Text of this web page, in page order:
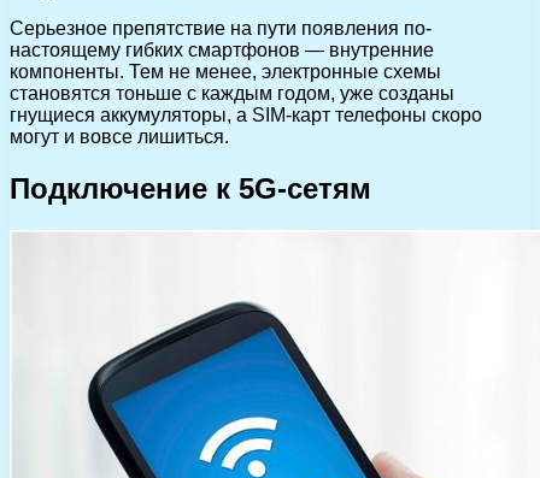
Серьезное препятствие на пути появления по-
настоящему гибких смартфонов — внутренние
компоненты. Тем не менее, электронные схемы
становятся тоньше с каждым годом, уже созданы
гнущиеся аккумуляторы, а SIM-карт телефоны скоро
могут и вовсе лишиться.
Подключение к 5G-сетям